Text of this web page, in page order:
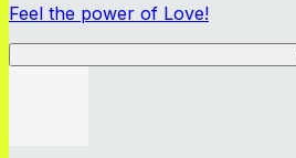
Feel the power of Love!